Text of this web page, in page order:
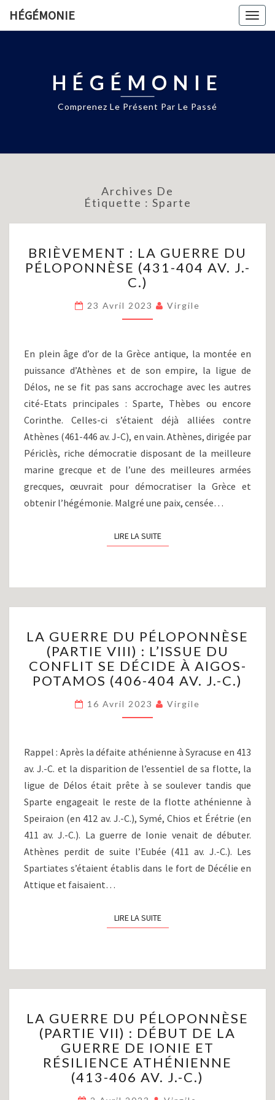
HÉGÉMONIE
HÉGÉMONIE
Comprenez Le Présent Par Le Passé
Archives De
Étiquette : Sparte
LA
GUERRE
PÉLOPONNÈSE
(431-
AV.
J.-
C.)
BRIÈVEMENT : LA GUERRE DU
PÉLOPONNÈSE (431-404 AV. J.-
C.)
23 Avril 2023 Virgile
En plein âge d’or de la Grèce antique, la montée en
puissance d’Athènes et de son empire, la ligue de
Délos, ne se fit pas sans accrochage avec les autres
cité-Etats principales : Sparte, Thèbes ou encore
Corinthe. Celles-ci s’étaient déjà alliées contre
Athènes (461-446 av. J-C), en vain. Athènes, dirigée par
Périclès, riche démocratie disposant de la meilleure
marine grecque et de l’une des meilleures armées
grecques, œuvrait pour démocratiser la Grèce et
obtenir l’hégémonie. Malgré une paix, censée…
LIRE LA SUITELIRE LA SUITE
GUERRE
DU
PÉLOPONNÈSE
(PARTIE
:
L’ISSUE
CONFLIT
SE
DÉCIDE
À
AIGOS-
POTAMOS
(406-
404
AV.
J.-
LA GUERRE DU PÉLOPONNÈSE
(PARTIE VIII) : L’ISSUE DU
CONFLIT SE DÉCIDE À AIGOS-
POTAMOS (406-404 AV. J.-C.)
16 Avril 2023 Virgile
Rappel : Après la défaite athénienne à Syracuse en 413
av. J.-C. et la disparition de l’essentiel de sa flotte, la
ligue de Délos était prête à se soulever tandis que
Sparte engageait le reste de la flotte athénienne à
Speiraion (en 412 av. J.-C.), Symé, Chios et Érétrie (en
411 av. J.-C.). La guerre de Ionie venait de débuter.
Athènes perdit de suite l’Eubée (411 av. J.-C.). Les
Spartiates s’étaient établis dans le fort de Décélie en
Attique et faisaient…
LIRE LA SUITELIRE LA SUITE
GUERRE
DU
PÉLOPONNÈSE
(PARTIE
VII)
LA GUERRE DU PÉLOPONNÈSE
(PARTIE VII) : DÉBUT DE LA
GUERRE DE IONIE ET
RÉSILIENCE ATHÉNIENNE
(413-406 AV. J.-C.)